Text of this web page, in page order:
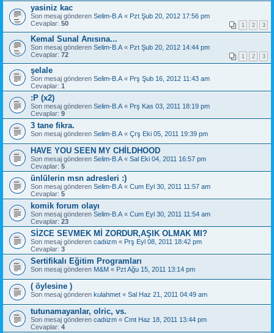
yasiniz kac
Son mesaj gönderen Selim-B.A « Pzt Şub 20, 2012 17:56 pm
Cevaplar: 50 1 2 3
Kemal Sunal Anısına...
Son mesaj gönderen Selim-B.A « Pzt Şub 20, 2012 14:44 pm
Cevaplar: 72 1 2 3
şelale
Son mesaj gönderen Selim-B.A « Prş Şub 16, 2012 11:43 am
Cevaplar: 1
:P (x2)
Son mesaj gönderen Selim-B.A « Prş Kas 03, 2011 18:19 pm
Cevaplar: 9
3 tane fikra.
Son mesaj gönderen Selim-B.A « Çrş Eki 05, 2011 19:39 pm
HAVE YOU SEEN MY CHİLDHOOD
Son mesaj gönderen Selim-B.A « Sal Eki 04, 2011 16:57 pm
Cevaplar: 5
ünlülerin msn adresleri :)
Son mesaj gönderen Selim-B.A « Cum Eyl 30, 2011 11:57 am
Cevaplar: 5
komik forum olayı
Son mesaj gönderen Selim-B.A « Cum Eyl 30, 2011 11:54 am
Cevaplar: 23
SİZCE SEVMEK Mİ ZORDUR,AŞIK OLMAK MI?
Son mesaj gönderen cadıizm « Prş Eyl 08, 2011 18:42 pm
Cevaplar: 3
Sertifikalı Eğitim Programları
Son mesaj gönderen M&M « Pzt Ağu 15, 2011 13:14 pm
( öylesine )
Son mesaj gönderen kulahmet « Sal Haz 21, 2011 04:49 am
tutunamayanlar, olric, vs.
Son mesaj gönderen cadıizm « Cmt Haz 18, 2011 13:44 pm
Cevaplar: 4